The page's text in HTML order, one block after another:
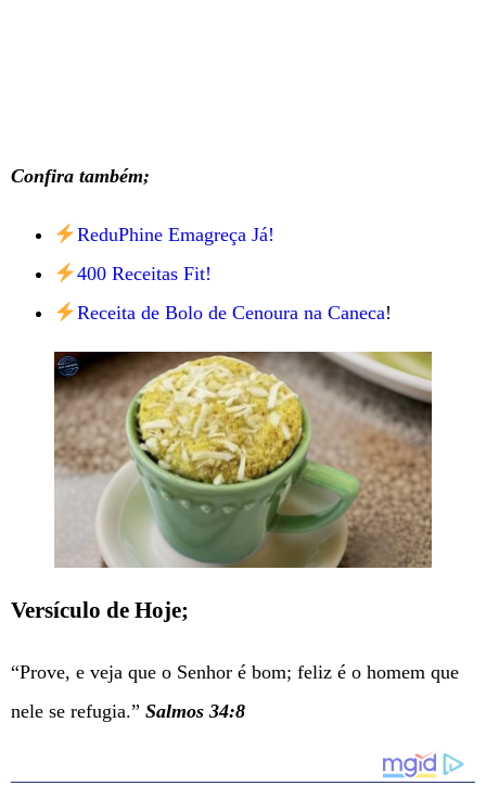
Confira também;
ReduPhine Emagreça Já!
400 Receitas Fit!
Receita de Bolo de Cenoura na Caneca!
Versículo de Hoje;
“Prove, e veja que o Senhor é bom; feliz é o homem que
nele se refugia.” Salmos 34:8